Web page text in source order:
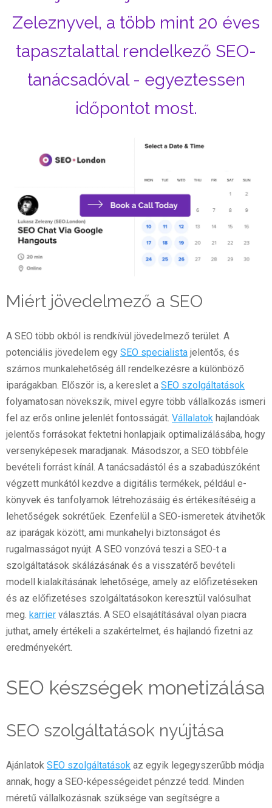
Zeleznyvel, a több mint 20 éves
tapasztalattal rendelkező SEO-
tanácsadóval - egyeztessen
időpontot most.
Miért jövedelmező a SEO
A SEO több okból is rendkívül jövedelmező terület. A
potenciális jövedelem egy SEO specialista jelentős, és
számos munkalehetőség áll rendelkezésre a különböző
iparágakban. Először is, a kereslet a SEO szolgáltatások
folyamatosan növekszik, mivel egyre több vállalkozás ismeri
fel az erős online jelenlét fontosságát. Vállalatok hajlandóak
jelentős forrásokat fektetni honlapjaik optimalizálásába, hogy
versenyképesek maradjanak. Másodszor, a SEO többféle
bevételi forrást kínál. A tanácsadástól és a szabadúszóként
végzett munkától kezdve a digitális termékek, például e-
könyvek és tanfolyamok létrehozásáig és értékesítéséig a
lehetőségek sokrétűek. Ezenfelül a SEO-ismeretek átvihetők
az iparágak között, ami munkahelyi biztonságot és
rugalmasságot nyújt. A SEO vonzóvá teszi a SEO-t a
szolgáltatások skálázásának és a visszatérő bevételi
modell kialakításának lehetősége, amely az előfizetéseken
és az előfizetéses szolgáltatásokon keresztül valósulhat
meg. karrier választás. A SEO elsajátításával olyan piacra
juthat, amely értékeli a szakértelmet, és hajlandó fizetni az
eredményekért.
SEO készségek monetizálása
SEO szolgáltatások nyújtása
Ajánlatok SEO szolgáltatások az egyik legegyszerűbb módja
annak, hogy a SEO-képességeidet pénzzé tedd. Minden
méretű vállalkozásnak szüksége van segítségre a